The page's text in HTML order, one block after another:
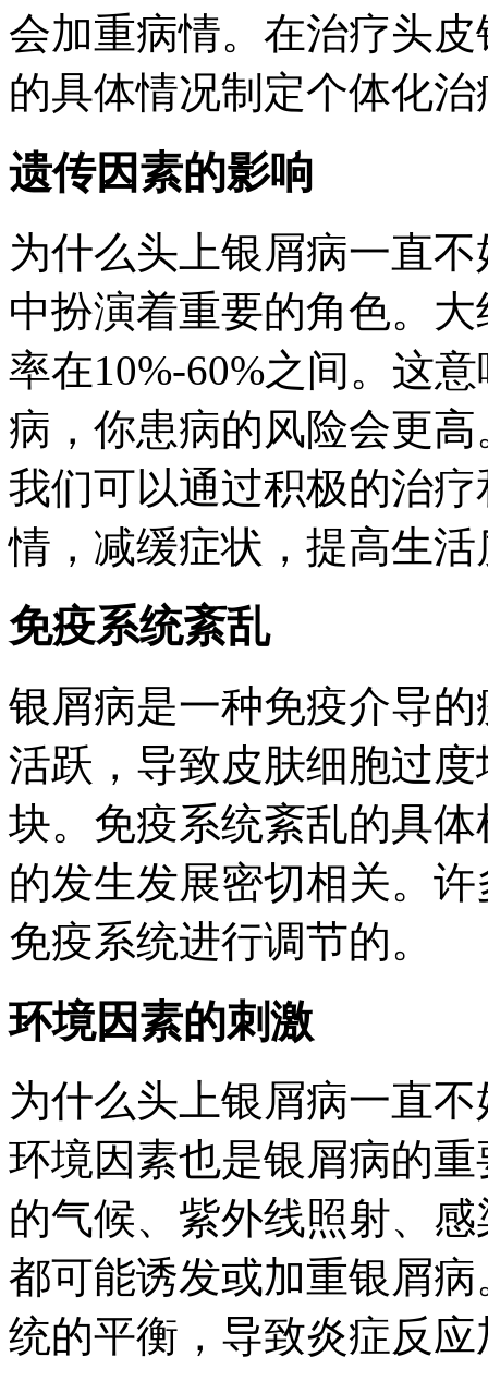
会加重病情。在治疗头
的具体情况制定个体化
遗传因素的影响
为什么头上银屑病一直
中扮演着重要的角色。
率在10%-60%之间。这
病，你患病的风险会更
我们可以通过积极的治
情，减缓症状，提高生活
免疫系统紊乱
银屑病是一种免疫介导
活跃，导致皮肤细胞过
块。免疫系统紊乱的具
的发生发展密切相关。
免疫系统进行调节的。
环境因素的刺激
为什么头上银屑病一直
环境因素也是银屑病的
的气候、紫外线照射、
都可能诱发或加重银屑
统的平衡，导致炎症反应